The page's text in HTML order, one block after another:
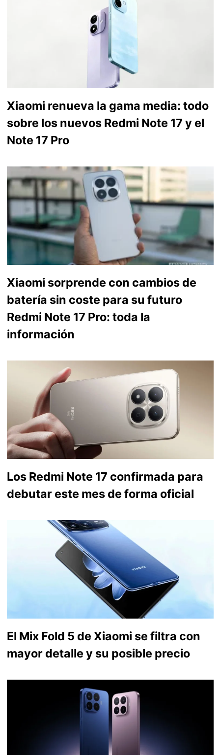
Xiaomi renueva la gama media: todo
sobre los nuevos Redmi Note 17 y el
Note 17 Pro
Xiaomi sorprende con cambios de
batería sin coste para su futuro
Redmi Note 17 Pro: toda la
información
Los Redmi Note 17 confirmada para
debutar este mes de forma oficial
El Mix Fold 5 de Xiaomi se filtra con
mayor detalle y su posible precio